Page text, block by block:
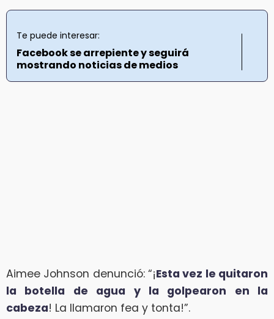
Te puede interesar:
Facebook se arrepiente y seguirá
mostrando noticias de medios
Aimee Johnson denunció: “¡Esta vez le quitaron
la botella de agua y la golpearon en la
cabeza! La llamaron fea y tonta!”.